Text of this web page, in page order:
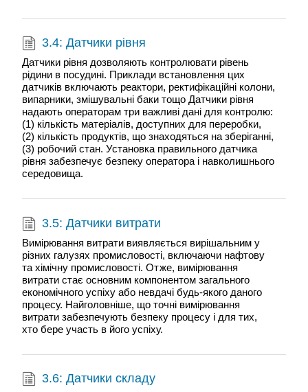
3.4: Датчики рівня
Датчики рівня дозволяють контролювати рівень
рідини в посудині. Приклади встановлення цих
датчиків включають реактори, ректифікаційні колони,
випарники, змішувальні баки тощо Датчики рівня
надають операторам три важливі дані для контролю:
(1) кількість матеріалів, доступних для переробки,
(2) кількість продуктів, що знаходяться на зберіганні,
(3) робочий стан. Установка правильного датчика
рівня забезпечує безпеку оператора і навколишнього
середовища.
3.5: Датчики витрати
Вимірювання витрати виявляється вирішальним у
різних галузях промисловості, включаючи нафтову
та хімічну промисловості. Отже, вимірювання
витрати стає основним компонентом загального
економічного успіху або невдачі будь-якого даного
процесу. Найголовніше, що точні вимірювання
витрати забезпечують безпеку процесу і для тих,
хто бере участь в його успіху.
3.6: Датчики складу